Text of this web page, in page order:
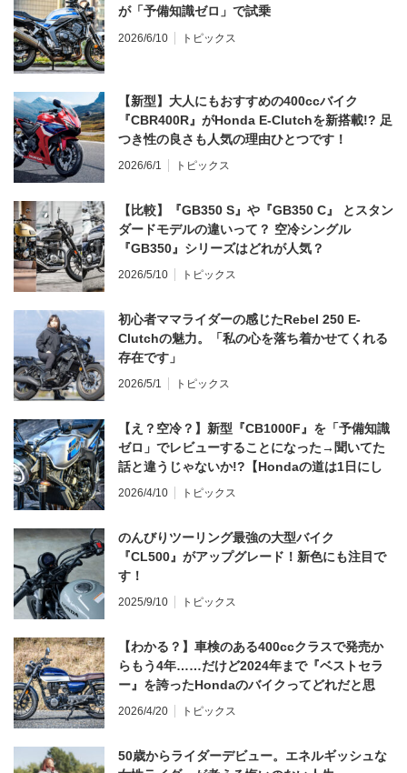
が「予備知識ゼロ」で試乗
2026/6/10 トピックス
【新型】大人にもおすすめの400ccバイク
『CBR400R』がHonda E-Clutchを新搭載!? 足
つき性の良さも人気の理由ひとつです！
2026/6/1 トピックス
【比較】『GB350 S』や『GB350 C』 とスタン
ダードモデルの違いって？ 空冷シングル
『GB350』シリーズはどれが人気？
2026/5/10 トピックス
初心者ママライダーの感じたRebel 250 E-
Clutchの魅力。「私の心を落ち着かせてくれる
存在です」
2026/5/1 トピックス
【え？空冷？】新型『CB1000F』を「予備知識
ゼロ」でレビューすることになった→聞いてた
話と違うじゃないか!?【Hondaの道は1日にし
てならず／CB1000F ①第一印象 編】
2026/4/10 トピックス
のんびりツーリング最強の大型バイク
『CL500』がアップグレード！新色にも注目で
す！
2025/9/10 トピックス
【わかる？】車検のある400ccクラスで発売か
らもう4年……だけど2024年まで『ベストセラ
ー』を誇ったHondaのバイクってどれだと思
う？
2026/4/20 トピックス
50歳からライダーデビュー。エネルギッシュな